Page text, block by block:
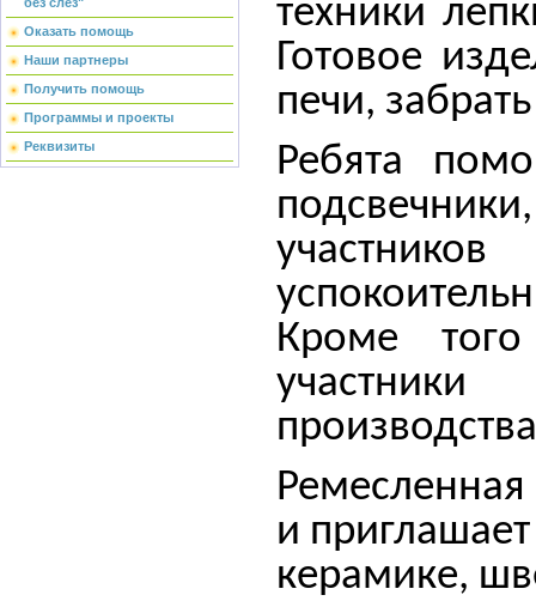
Оказать помощь
Наши партнеры
Получить помощь
Программы и проекты
Реквизиты
техники
Готовое
печи,
Ребята
Кроме
участники
и
керамике,